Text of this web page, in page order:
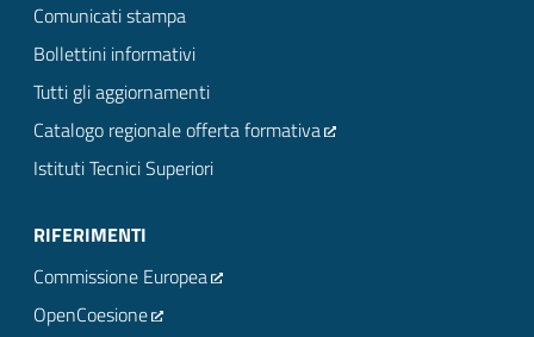
Comunicati stampa
Bollettini informativi
Tutti gli aggiornamenti
Catalogo regionale offerta formativa
Istituti Tecnici Superiori
RIFERIMENTI
Commissione Europea
OpenCoesione